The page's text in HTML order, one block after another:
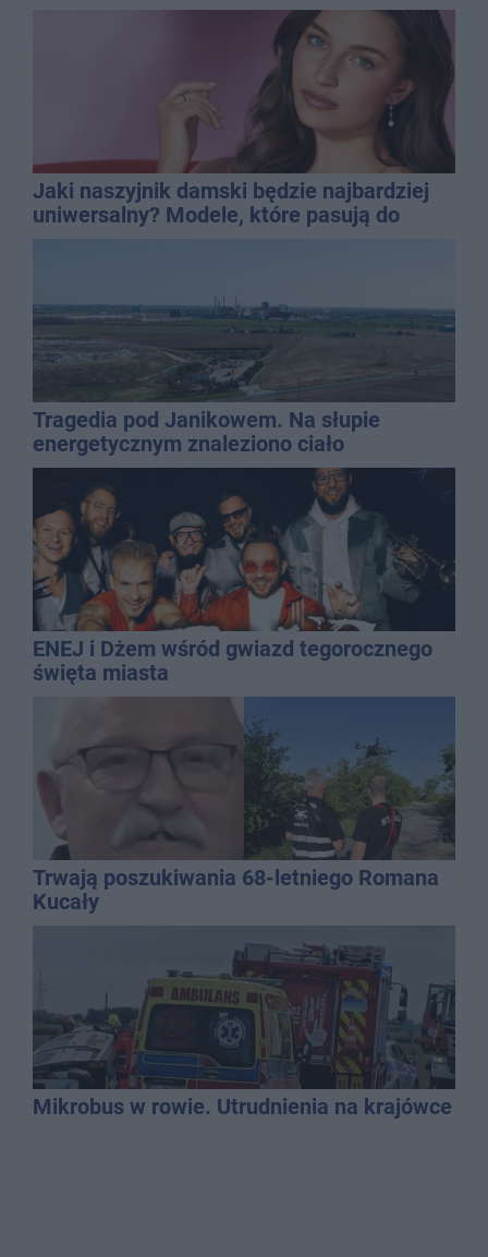
Jaki naszyjnik damski będzie najbardziej
uniwersalny? Modele, które pasują do
Tragedia pod Janikowem. Na słupie
energetycznym znaleziono ciało
mężczyzny
ENEJ i Dżem wśród gwiazd tegorocznego
święta miasta
Trwają poszukiwania 68-letniego Romana
Kucały
Mikrobus w rowie. Utrudnienia na krajówce